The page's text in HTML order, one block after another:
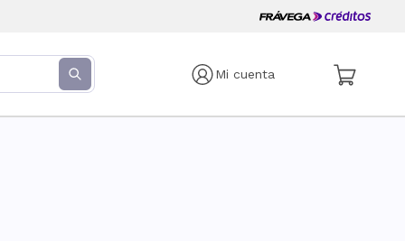
Mi cuenta